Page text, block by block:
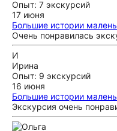
Опыт: 7 экскурсий
17 июня
Большие истории
Очень понравилась
И
Ирина
Опыт: 9 экскурсий
16 июня
Большие истории
Экскурсия очень